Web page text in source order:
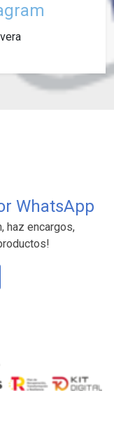
WhatsApp
haz encargos,